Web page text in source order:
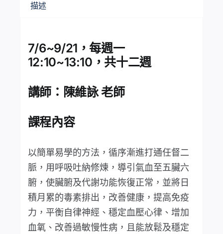
描述
7/6~9/21，每週一
12:10~13:10，共十二週
講師：陳維詠 老師
課程內容
以簡單易學的方法，循序漸進打通任督二
脈，用呼吸吐納修煉，導引氣血至五臟六
腑，使臟腑及代謝功能恢復正常，並將日
積月累的毒素排出，改善健康，提高免疫
力，平衡自律神經、穩定血壓心律、增加
血氧、改善過敏慢性病，且能放鬆及穩定